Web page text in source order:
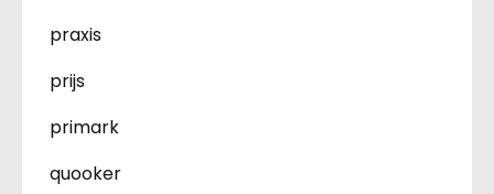
praxis
prijs
primark
quooker